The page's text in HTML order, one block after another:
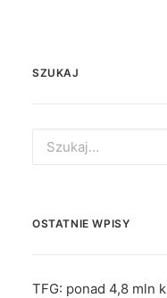
SZUKAJ
for:
OSTATNIE WPISY
TFG: ponad 4,8 mln